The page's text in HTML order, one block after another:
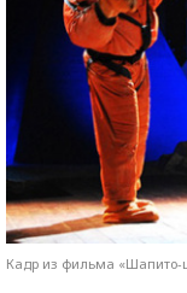
Кадр из фильма